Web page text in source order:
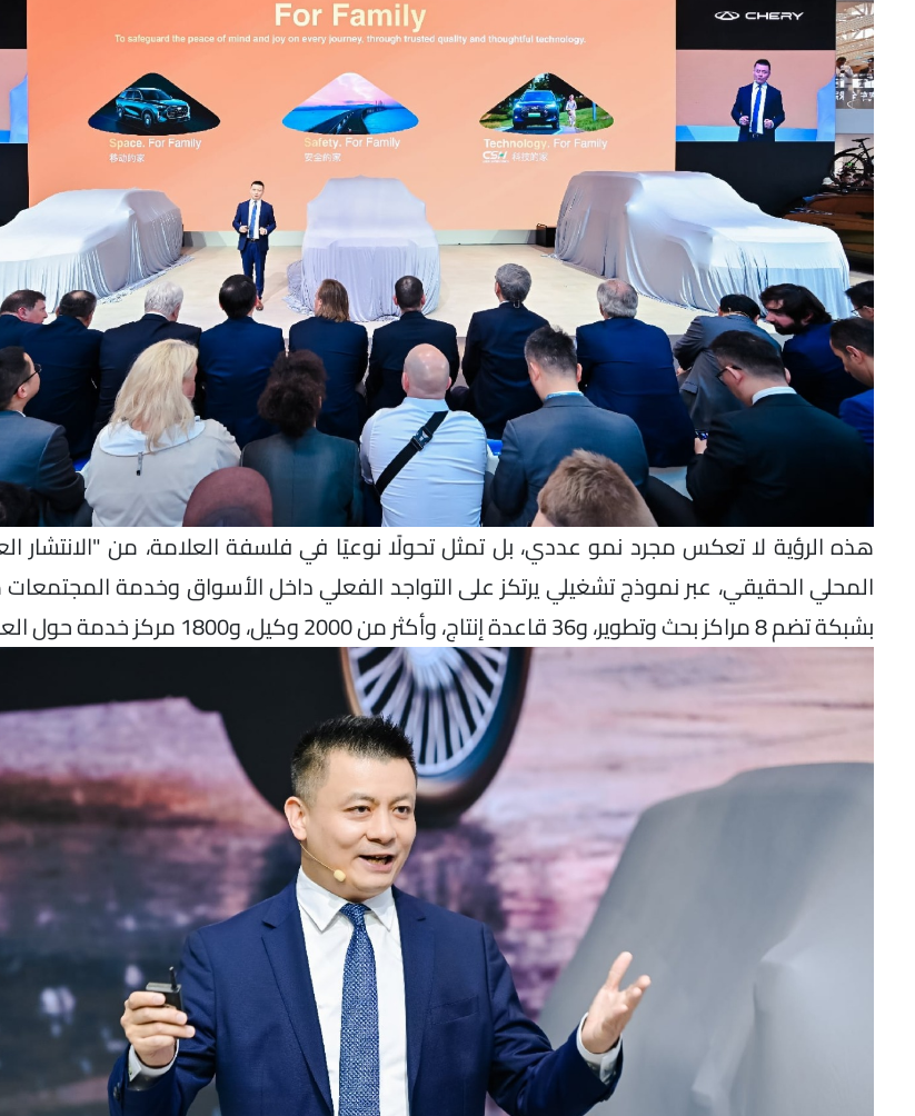
هذه الرؤية لا تعكس مجرد نمو عددي، بل تمثل تحولًا نوعيًا في فلسفة العلامة، من "الانتشار
المحلي الحقيقي، عبر نموذج تشغيلي يرتكز على التواجد الفعلي داخل الأسواق وخدمة
بشبكة تضم 8 مراكز بحث وتطوير، و36 قاعدة إنتاج، وأكثر من 2000 وكيل، و1800 مركز خدمة حول العالم.